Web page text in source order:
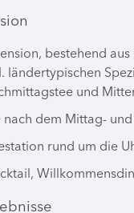
bestehend
ländertypischen
und
nach dem Mittag-
rund um die